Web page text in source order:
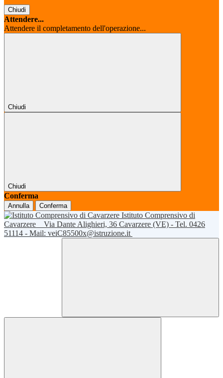
Chiudi
Attendere...
Attendere il completamento dell'operazione...
Chiudi
Chiudi
Conferma
Annulla Conferma
Istituto Comprensivo di
Cavarzere
Via Dante Alighieri, 36 Cavarzere (VE) - Tel. 0426
51114 - Mail: veiC85500x@istruzione.it